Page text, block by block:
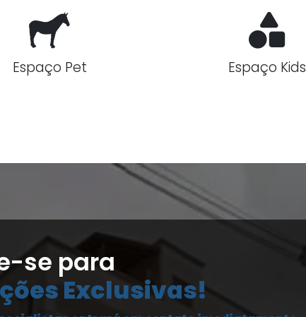
Espaço Pet Espaço Kids
se para
Exclusivas!